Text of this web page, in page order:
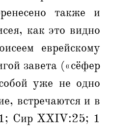
также и
как это видно
еврейскому
завета («сёфер
уже не одно
встречаются и в
Сир ХXIV:25; 1